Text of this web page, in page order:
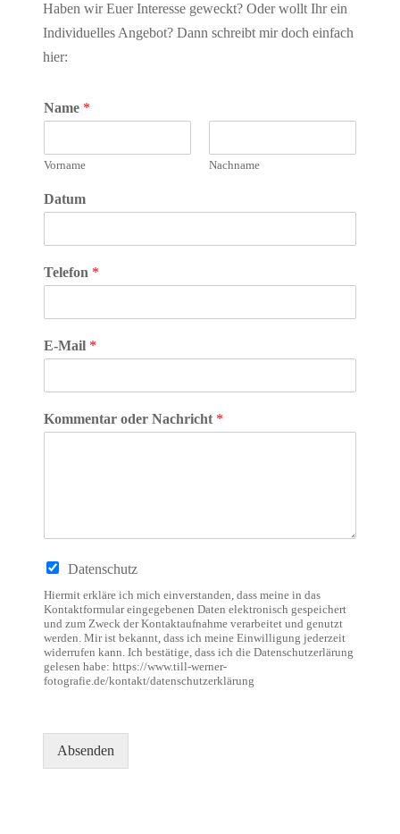
Haben wir Euer Interesse geweckt? Oder wollt Ihr ein
Individuelles Angebot? Dann schreibt mir doch einfach
hier:
Name *
Vorname Nachname
Datum
Telefon *
E-Mail *
Kommentar oder Nachricht *
a
t
u
m
N
a
c
i
h
Datenschutz
Hiermit erkläre ich mich einverstanden, dass meine in das
Kontaktformular eingegebenen Daten elektronisch gespeichert
und zum Zweck der Kontaktaufnahme verarbeitet und genutzt
werden. Mir ist bekannt, dass ich meine Einwilligung jederzeit
widerrufen kann. Ich bestätige, dass ich die Datenschutzerlärung
gelesen habe: https://www.till-werner-
fotografie.de/kontakt/datenschutzerklärung
Absenden